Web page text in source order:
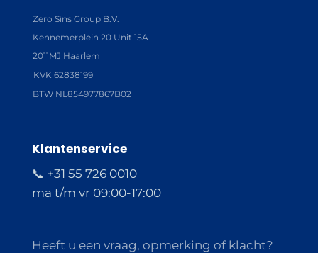
Zero Sins Group B.V.
Kennemerplein 20 Unit 15A
2011MJ Haarlem
KVK 62838199
BTW NL854977867B02
Klantenservice
📞 +31 55 726 0010
ma t/m vr 09:00-17:00
Heeft u een vraag, opmerking of klacht?